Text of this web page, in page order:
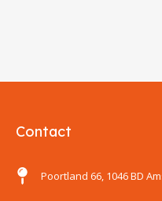
Contact
Poortland 66, 1046 BD